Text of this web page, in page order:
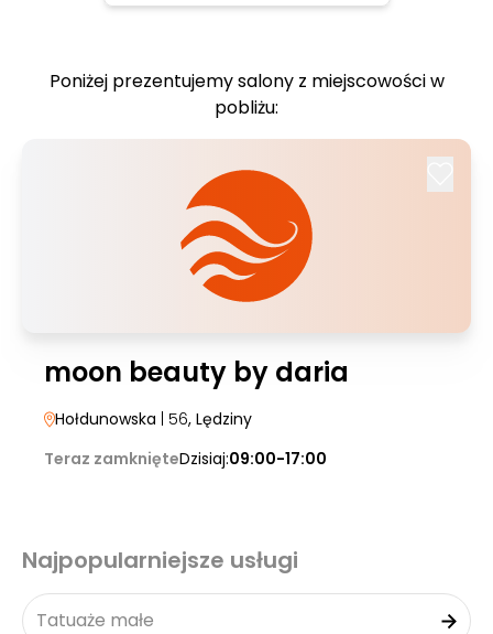
Poniżej prezentujemy salony z miejscowości w
pobliżu:
moon beauty by daria
Hołdunowska | 56, Lędziny
Teraz zamknięteDzisiaj:09:00-17:00
Najpopularniejsze usługi
Tatuaże małe